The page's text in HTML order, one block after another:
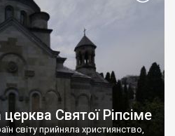
Святої Ріпсіме
світу прийняла християнство,